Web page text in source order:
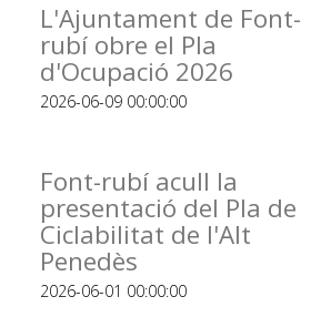
L'Ajuntament de Font-
rubí obre el Pla
d'Ocupació 2026
2026-06-09 00:00:00
Font-rubí acull la
presentació del Pla de
Ciclabilitat de l'Alt
Penedès
2026-06-01 00:00:00